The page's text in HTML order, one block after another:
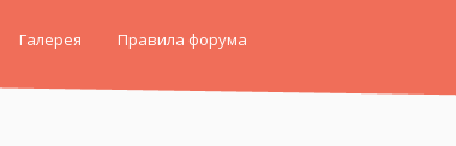
Галерея Правила форума